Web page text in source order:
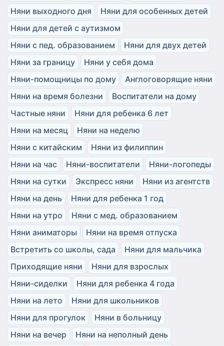
Няни выходного дня
Няни для особенных детей
Няни для детей с аутизмом
Няни с пед. образованием
Няни для двух детей
Няни за границу
Няни у себя дома
Няни-помощницы по дому
Англоговорящие няни
Няни на время болезни
Воспитатели на дому
Частные няни
Няни для ребенка 6 лет
Няни на месяц
Няни на неделю
Няни с китайским
Няни из филиппин
Няни на час
Няни-воспитатели
Няни-логопеды
Няни на сутки
Экспресс няни
Няни из агентств
Няни на день
Няни для ребенка 1 год
Няни на утро
Няни с мед. образованием
Няни аниматоры
Няни на время отпуска
Встретить со школы, сада
Няни для мальчика
Приходящие няни
Няни для взрослых
Няни-сиделки
Няни для ребенка 4 года
Няни на лето
Няни для школьников
Няни для прогулок
Няни в больницу
Няни на вечер
Няни на неполный день